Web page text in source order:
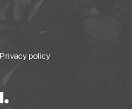
Privacy policy